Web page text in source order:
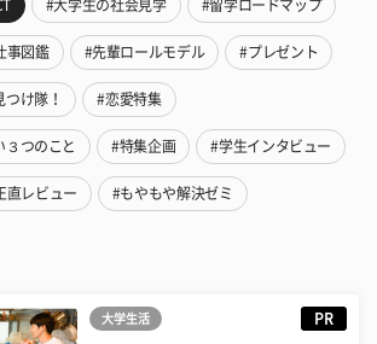
#大学生の社会見学 #留学ロードマップ
事図鑑 #先輩ロールモデル #プレゼント
け隊！ #恋愛特集
３つのこと #特集企画 #学生インタビュー
直レビュー #もやもや解決ゼミ
大学生活 PR